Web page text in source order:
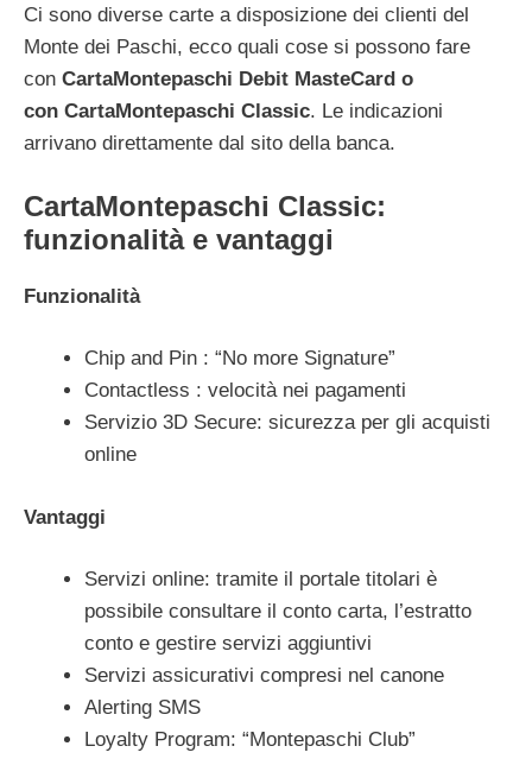
Ci sono diverse carte a disposizione dei clienti del
Monte dei Paschi, ecco quali cose si possono fare
con CartaMontepaschi Debit MasteCard o
con CartaMontepaschi Classic. Le indicazioni
arrivano direttamente dal sito della banca.
CartaMontepaschi Classic:
funzionalità e vantaggi
Funzionalità
Chip and Pin : “No more Signature”
Contactless : velocità nei pagamenti
Servizio 3D Secure: sicurezza per gli acquisti
online
Vantaggi
Servizi online: tramite il portale titolari è
possibile consultare il conto carta, l’estratto
conto e gestire servizi aggiuntivi
Servizi assicurativi compresi nel canone
Alerting SMS
Loyalty Program: “Montepaschi Club”